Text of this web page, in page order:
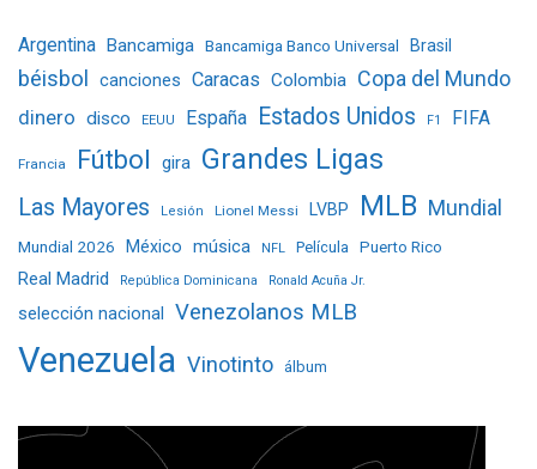
Argentina Bancamiga Bancamiga Banco Universal Brasil
béisbol canciones Caracas Colombia Copa del Mundo
dinero disco EEUU España Estados Unidos F1 FIFA
Francia Fútbol gira Grandes Ligas
Las Mayores Lesión Lionel Messi LVBP MLB Mundial
Mundial 2026 México música NFL Película Puerto Rico
Real Madrid República Dominicana Ronald Acuña Jr.
selección nacional Venezolanos MLB
Venezuela Vinotinto álbum